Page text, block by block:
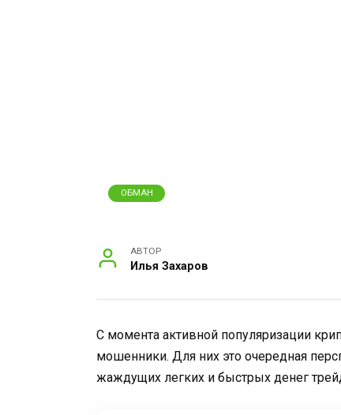
ОБМАН
АВТОР
Илья Захаров
С момента активной популяризации
мошенники. Для них это очередная
жаждущих легких и быстрых денег